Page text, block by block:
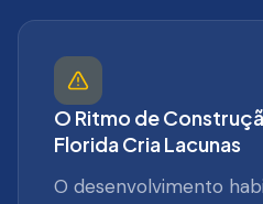
O Ritmo de
Florida Cria Lacunas
O desenvolvimento